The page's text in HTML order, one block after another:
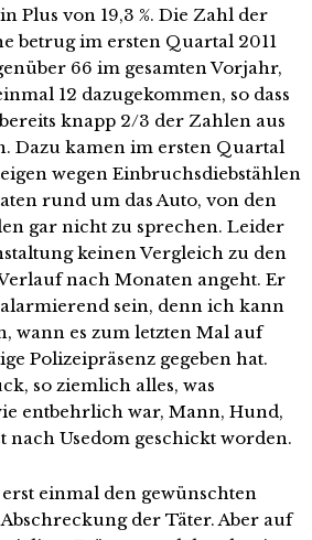
Plus von 19,3 %. Die Zahl der
betrug im ersten Quartal 2011
66 im gesamten Vorjahr,
12 dazugekommen, so dass
knapp 2/3 der Zahlen aus
Dazu kamen im ersten Quartal
wegen Einbruchsdiebstählen
rund um das Auto, von den
gar nicht zu sprechen. Leider
keinen Vergleich zu den
nach Monaten angeht. Er
sein, denn ich kann
wann es zum letzten Mal auf
Polizeipräsenz gegeben hat.
so ziemlich alles, was
entbehrlich war, Mann, Hund,
nach Usedom geschickt worden.
einmal den gewünschten
der Täter. Aber auf